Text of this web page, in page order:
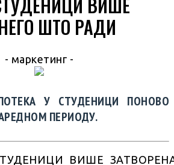
ШТО РАДИ
- маркетинг -
У СТУДЕНИЦИ ПОНОВО
ПЕРИОДУ.